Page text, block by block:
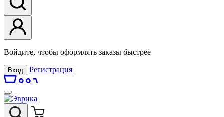
Войдите, чтобы оформлять заказы быстрее
Вход Регистрация